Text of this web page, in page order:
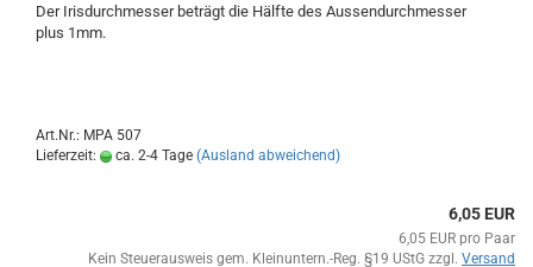
Der Irisdurchmesser beträgt die Hälfte des Aussendurchmesser
plus 1mm.
Art.Nr.: MPA 507
Lieferzeit:
ca. 2-4 Tage (Ausland abweichend)
6,05 EUR
6,05 EUR pro Paar
Kein Steuerausweis gem. Kleinuntern.-Reg. §19 UStG zzgl. Versand